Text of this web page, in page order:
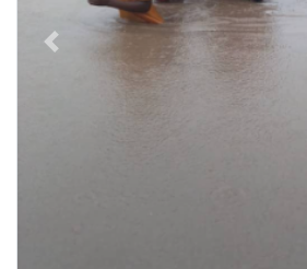
Previous